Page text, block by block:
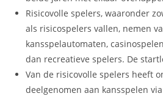
Risicovolle spelers, waaronder
als risicospelers vallen, nemen
kansspelautomaten,
dan recreatieve spelers. De
Van de risicovolle spelers heeft
deelgenomen aan kansspelen